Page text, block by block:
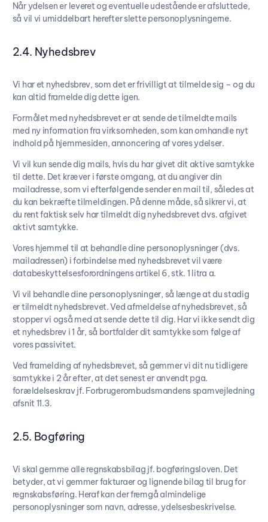
Når ydelsen er leveret og eventuelle udestående er afsluttede,
så vil vi umiddelbart herefter slette personoplysningerne.
2.4. Nyhedsbrev
Vi har et nyhedsbrev, som det er frivilligt at tilmelde sig – og du
kan altid framelde dig dette igen.
Formålet med nyhedsbrevet er at sende de tilmeldte mails
med ny information fra virksomheden, som kan omhandle nyt
indhold på hjemmesiden, annoncering af vores ydelser.
Vi vil kun sende dig mails, hvis du har givet dit aktive samtykke
til dette. Det kræver i første omgang, at du angiver din
mailadresse, som vi efterfølgende sender en mail til, således at
du kan bekræfte tilmeldingen. På denne måde, så sikrer vi, at
du rent faktisk selv har tilmeldt dig nyhedsbrevet dvs. afgivet
aktivt samtykke.
Vores hjemmel til at behandle dine personoplysninger (dvs.
mailadressen) i forbindelse med nyhedsbrevet vil være
databeskyttelsesforordningens artikel 6, stk. 1 litra a.
Vi vil behandle dine personoplysninger, så længe at du stadig
er tilmeldt nyhedsbrevet. Ved afmeldelse af nyhedsbrevet, så
stopper vi også med at sende dette til dig. Har vi ikke sendt dig
et nyhedsbrev i 1 år, så bortfalder dit samtykke som følge af
vores passivitet.
Ved framelding af nyhedsbrevet, så gemmer vi dit nu tidligere
samtykke i 2 år efter, at det senest er anvendt pga.
forældelseskrav jf. Forbrugerombudsmandens spamvejledning
afsnit 11.3.
2.5. Bogføring
Vi skal gemme alle regnskabsbilag jf. bogføringsloven. Det
betyder, at vi gemmer fakturaer og lignende bilag til brug for
regnskabsføring. Heraf kan der fremgå almindelige
personoplysninger som navn, adresse, ydelsesbeskrivelse.